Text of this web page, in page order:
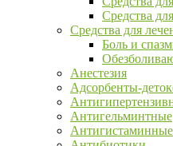
Средства
Средства для
Боль и
Анестезия
Адсорбенты-
Антигельминтные
Антигистаминные